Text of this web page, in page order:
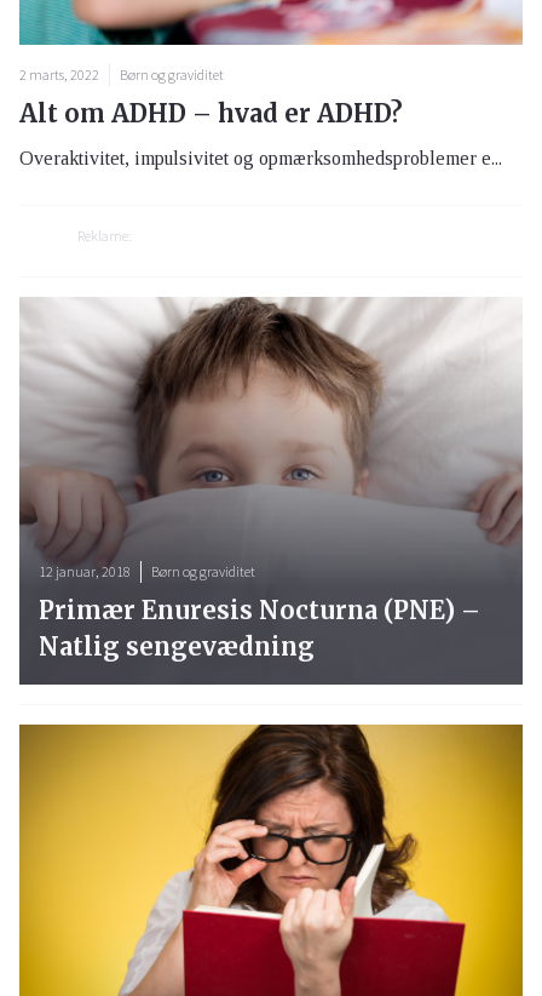
2 marts, 2022 Børn og graviditet
Alt om ADHD – hvad er ADHD?
Overaktivitet, impulsivitet og opmærksomhedsproblemer e...
Reklame:
12 januar, 2018 Børn og graviditet
Primær Enuresis Nocturna (PNE) –
Natlig sengevædning